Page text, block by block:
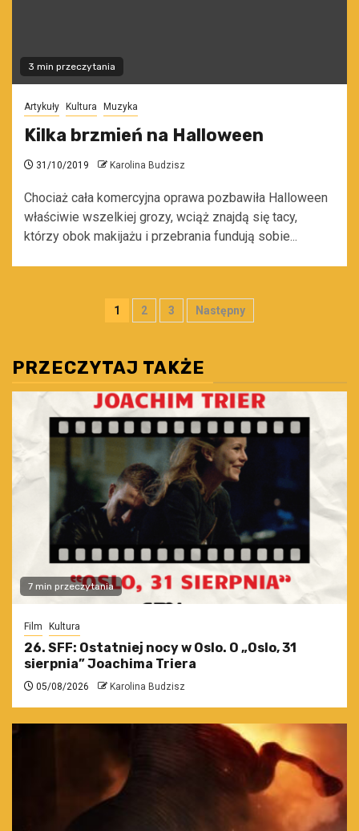
3 min przeczytania
Artykuły Kultura Muzyka
Kilka brzmień na Halloween
31/10/2019 Karolina Budzisz
Chociaż cała komercyjna oprawa pozbawiła Halloween
właściwie wszelkiej grozy, wciąż znajdą się tacy,
którzy obok makijażu i przebrania fundują sobie...
Stronicowanie
1 2 3 Następny
PRZECZYTAJ TAKŻE
7 min przeczytania
Film Kultura
26. SFF: Ostatniej nocy w Oslo. O „Oslo, 31
sierpnia” Joachima Triera
05/08/2026 Karolina Budzisz